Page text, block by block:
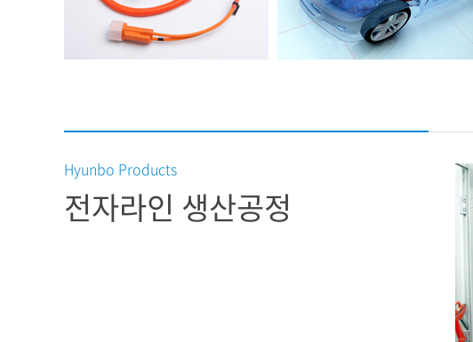
Hyunbo Products
전자라인 생산공정